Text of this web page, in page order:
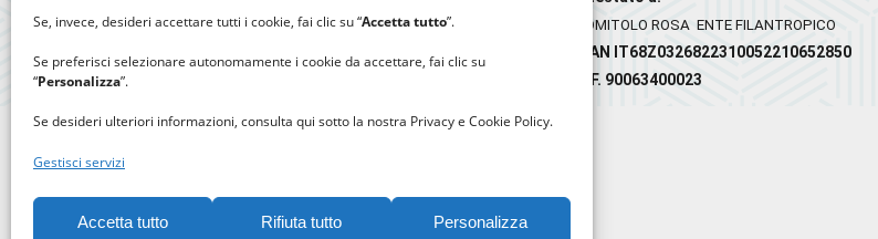
Se, invece, desideri accettare tutti i cookie, fai clic su “Accetta tutto”.
Se preferisci selezionare autonomamente i cookie da accettare, fai clic su
“Personalizza”.
Se desideri ulteriori informazioni, consulta qui sotto la nostra Privacy e Cookie Policy.
Gestisci servizi
Accetta tutto Rifiuta tutto Personalizza
GOMITOLO ROSA ENTE FILANTROPICO
IBAN IT68Z0326822310052210652850
C.F. 90063400023